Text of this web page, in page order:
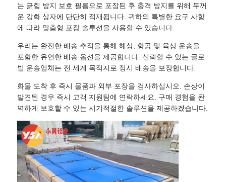
는 긁힘 방지 보호 필름으로 포장된 후 충격 방지를 위해 두꺼
운 강화 상자에 단단히 적재됩니다. 귀하의 특별한 요구 사항
에 따라 맞춤형 포장 솔루션을 사용할 수 있습니다.
우리는 완전한 배송 추적을 통해 해상, 항공 및 육상 운송을
포함한 유연한 배송 옵션을 제공합니다. 신뢰할 수 있는 글로
벌 운송업체는 전 세계 목적지로 정시 배송을 보장합니다.
화물 도착 후 즉시 물품과 외부 포장을 검사하십시오. 손상이
발견된 경우 즉시 고객 지원팀에 연락하세요. 구매 경험을 완
벽하게 보호할 수 있는 시기적절한 솔루션을 제공하겠습니다.